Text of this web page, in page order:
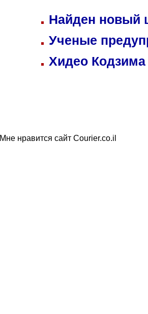
Найден
Ученые
Хидео
Мне нравится сайт Courier.co.il